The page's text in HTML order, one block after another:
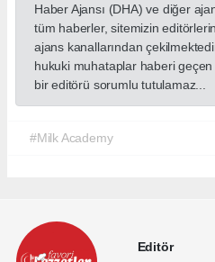
Haber Ajansı (DHA) ve diğer
tüm haberler, sitemizin
ajans kanallarından
hukuki muhataplar haberi
bir editörü sorumlu tutulamaz...
#Milk Academy
Editör